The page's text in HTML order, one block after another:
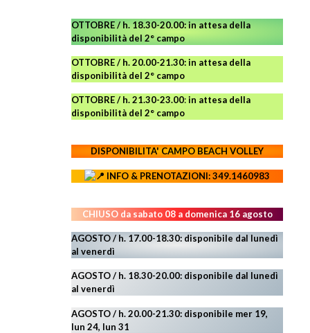
OTTOBRE / h. 18.30-20.00:in attesa della
disponibilità del 2° campo
OTTOBRE / h. 20.00-21.30:in attesa della
disponibilità del 2° campo
OTTOBRE / h. 21.30-23.00:in attesa della
disponibilità del 2° campo
DISPONIBILITA' CAMPOBEACH VOLLEY
INFO & PRENOTAZIONI: 349.1460983
CHIUSO da sabato 08 a domenica 16 agosto
AGOSTO / h. 17.00-18.30: disponibile dal lunedì
al venerdì
AGOSTO/ h. 18.30-20.00: disponibile dal lunedì
al venerdì
AGOSTO / h. 20.00-21.30: disponibile mer 19,
lun 24, lun 31